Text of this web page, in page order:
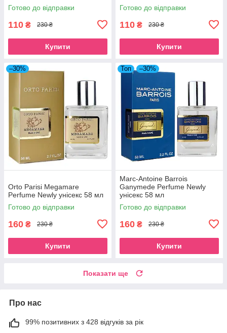
Готово до відправки
110 ₴ 230 ₴
Купити
Готово до відправки
110 ₴ 230 ₴
Купити
–30%
Orto Parisi Megamare
Perfume Newly унісекс 58 мл
Готово до відправки
160 ₴ 230 ₴
Купити
Топ –30%
Marc-Antoine Barrois
Ganymede Perfume Newly
унісекс 58 мл
Готово до відправки
160 ₴ 230 ₴
Купити
Показати ще
Про нас
99% позитивних з 428 відгуків за рік